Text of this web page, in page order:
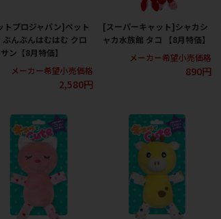
トプロジャパン]ペット
ぶんぶんはむはむ クロ
ン【8月特価】
メーカー希望小売価格
2,580円
[スーパーキャット]シャカシ
ャカ水族館 タコ 【8月特価】
メーカー希望小売価格
890円